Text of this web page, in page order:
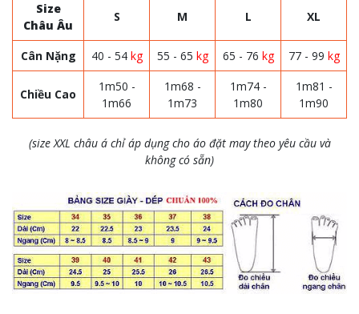
Size
Châu Âu
S M L XL
Cân Nặng 40 - 54 kg 55 - 65 kg 65 - 76 kg 77 - 99 kg
Chiều Cao
1m50 -
1m66
1m68 -
1m73
1m74 -
1m80
1m81 -
1m90
(size XXL châu á chỉ áp dụng cho áo đặt may theo yêu cầu và
không có sẵn)